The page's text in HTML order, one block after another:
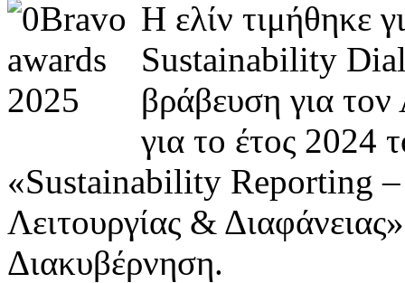
Η ελίν τιμήθηκε
Sustainability
βράβευση για
για το έτος 2024
«Sustainability Reporting –
Λειτουργίας &
Διακυβέρνηση.